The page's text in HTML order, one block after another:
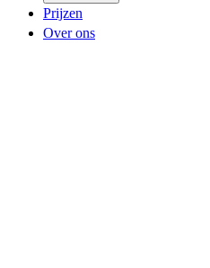
Prijzen
Over ons